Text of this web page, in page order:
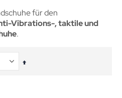
für den
Vibrations-, taktile und
.
In